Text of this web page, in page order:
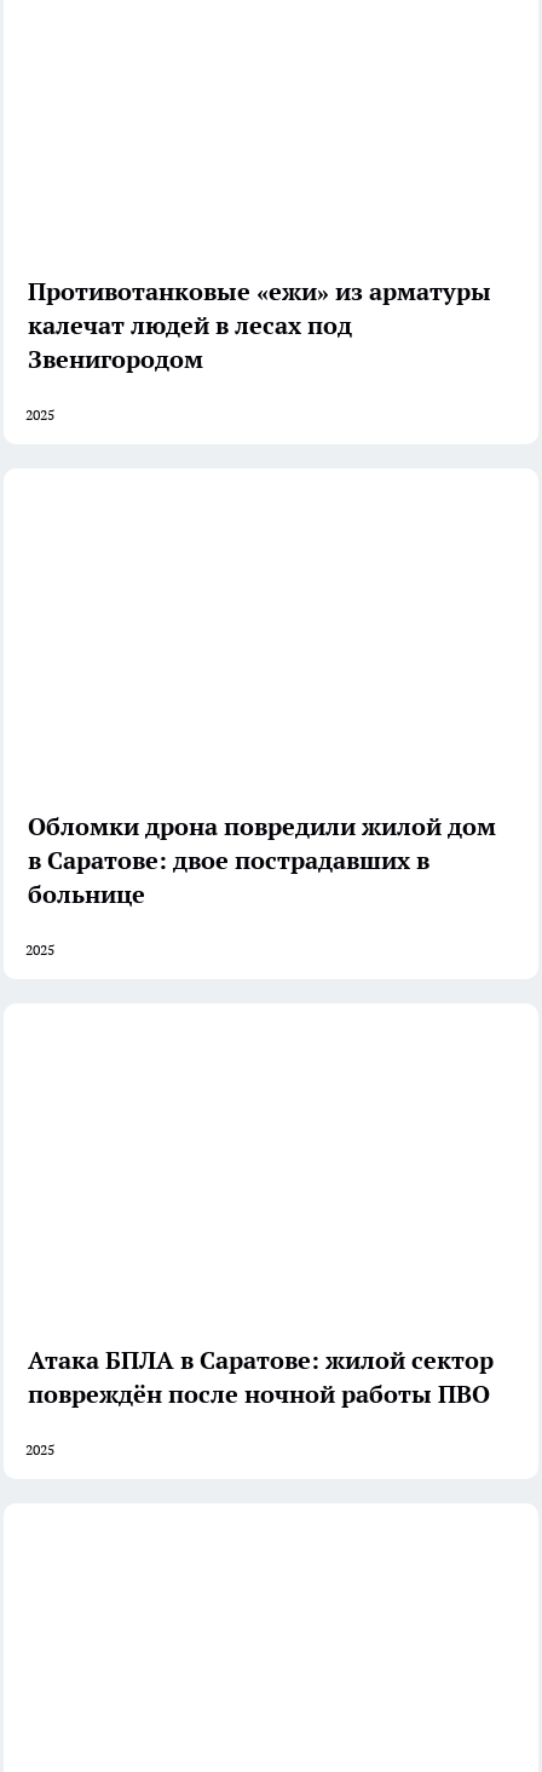
Противотанковые «ежи» из арматуры
калечат людей в лесах под
Звенигородом
2025
Обломки дрона повредили жилой дом
в Саратове: двое пострадавших в
больнице
2025
Атака БПЛА в Саратове: жилой сектор
повреждён после ночной работы ПВО
2025